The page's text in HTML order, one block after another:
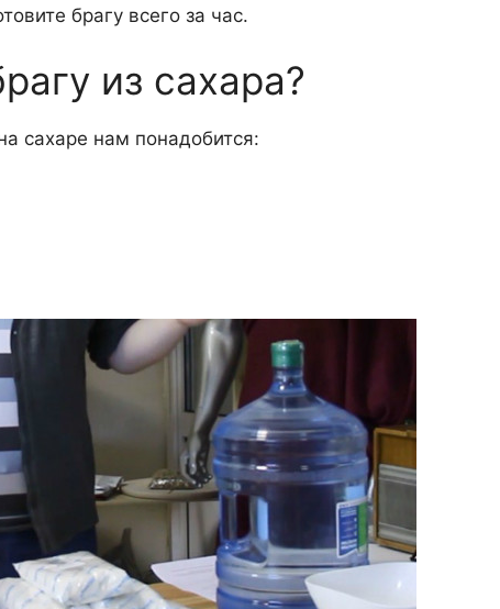
брагу всего за час.
из сахара?
сахаре нам понадобится: